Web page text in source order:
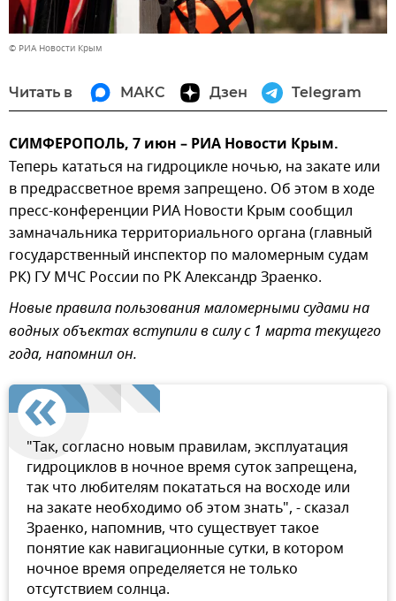
© РИА Новости Крым
Читать в МАКС Дзен Telegram
СИМФЕРОПОЛЬ, 7 июн – РИА Новости Крым.
Теперь кататься на гидроцикле ночью, на закате или
в предрассветное время запрещено. Об этом в ходе
пресс-конференции РИА Новости Крым сообщил
замначальника территориального органа (главный
государственный инспектор по маломерным судам
РК) ГУ МЧС России по РК Александр Зраенко.
Новые правила пользования маломерными судами на
водных объектах вступили в силу с 1 марта текущего
года, напомнил он.
"Так, согласно новым правилам, эксплуатация
гидроциклов в ночное время суток запрещена,
так что любителям покататься на восходе или
на закате необходимо об этом знать", - сказал
Зраенко, напомнив, что существует такое
понятие как навигационные сутки, в котором
ночное время определяется не только
отсутствием солнца.